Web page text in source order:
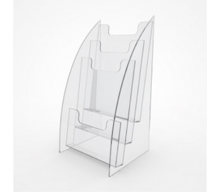
Отправить заявку
НИЖНИЙ НОВГОРОД
8 (800) 333-72-11
sale@plastikam.ru